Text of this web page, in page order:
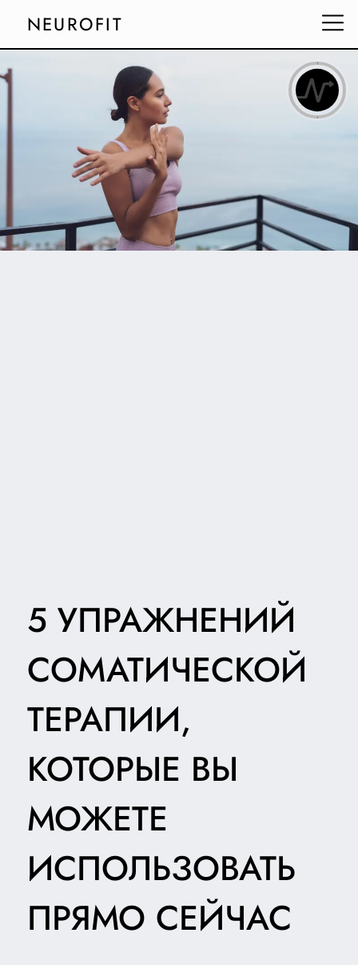
NEUROFIT
5 УПРАЖНЕНИЙ
СОМАТИЧЕСКОЙ
ТЕРАПИИ,
КОТОРЫЕ ВЫ
МОЖЕТЕ
ИСПОЛЬЗОВАТЬ
ПРЯМО СЕЙЧАС